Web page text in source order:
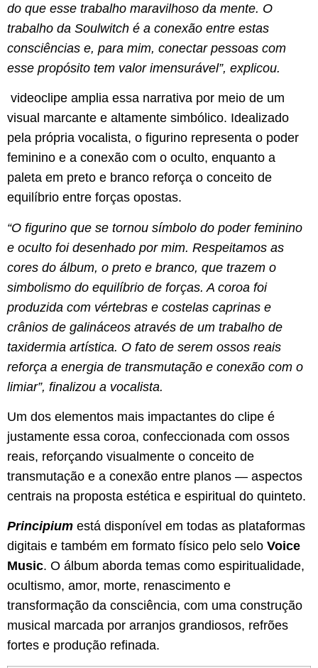
do que esse trabalho maravilhoso da mente. O
trabalho da Soulwitch é a conexão entre estas
consciências e, para mim, conectar pessoas com
esse propósito tem valor imensurável”, explicou.
​ videoclipe amplia essa narrativa por meio de um
visual marcante e altamente simbólico. Idealizado
pela própria vocalista, o figurino representa o poder
feminino e a conexão com o oculto, enquanto a
paleta em preto e branco reforça o conceito de
equilíbrio entre forças opostas.
“O figurino que se tornou símbolo do poder feminino
e oculto foi desenhado por mim. Respeitamos as
cores do álbum, o preto e branco, que trazem o
simbolismo do equilíbrio de forças. A coroa foi
produzida com vértebras e costelas caprinas e
crânios de galináceos através de um trabalho de
taxidermia artística. O fato de serem ossos reais
reforça a energia de transmutação e conexão com o
limiar”, finalizou a vocalista.
​Um dos elementos mais impactantes do clipe é
justamente essa coroa, confeccionada com ossos
reais, reforçando visualmente o conceito de
transmutação e a conexão entre planos — aspectos
centrais na proposta estética e espiritual do quinteto.
Principium está disponível em todas as plataformas
digitais e também em formato físico pelo selo Voice
Music. O álbum aborda temas como espiritualidade,
ocultismo, amor, morte, renascimento e
transformação da consciência, com uma construção
musical marcada por arranjos grandiosos, refrões
fortes e produção refinada.